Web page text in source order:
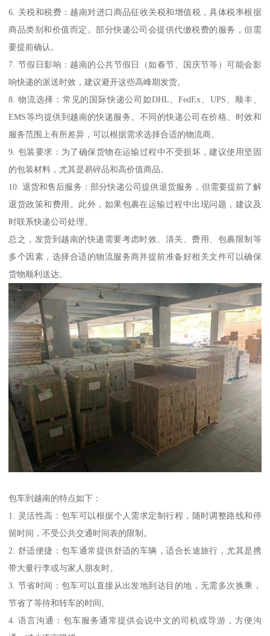
6. 关税和税费：越南对进口商品征收关税和增值税，具体税率根据
商品类别和价值而定。部分快递公司会提供代缴税费的服务，但需
要提前确认。
7. 节假日影响：越南的公共节假日（如春节、国庆节等）可能会影
响快递的派送时效，建议避开这些高峰期发货。
8. 物流选择：常见的国际快递公司如DHL、FedEx、UPS、顺丰、
EMS等均提供到越南的快递服务。不同的快递公司在价格、时效和
服务范围上有所差异，可以根据需求选择合适的物流商。
9. 包装要求：为了确保货物在运输过程中不受损坏，建议使用坚固
的包装材料，尤其是易碎品和高价值商品。
10. 退货和售后服务：部分快递公司提供退货服务，但需要提前了解
退货政策和费用。此外，如果包裹在运输过程中出现问题，建议及
时联系快递公司处理。
总之，发货到越南的快递需要考虑时效、清关、费用、包裹限制等
多个因素，选择合适的物流服务商并提前准备好相关文件可以确保
货物顺利送达。
包车到越南的特点如下：
1. 灵活性高：包车可以根据个人需求定制行程，随时调整路线和停
留时间，不受公共交通时间表的限制。
2. 舒适便捷：包车通常提供舒适的车辆，适合长途旅行，尤其是携
带大量行李或与家人朋友时。
3. 节省时间：包车可以直接从出发地到达目的地，无需多次换乘，
节省了等待和转车的时间。
4. 语言沟通：包车服务通常提供会说中文的司机或导游，方便沟